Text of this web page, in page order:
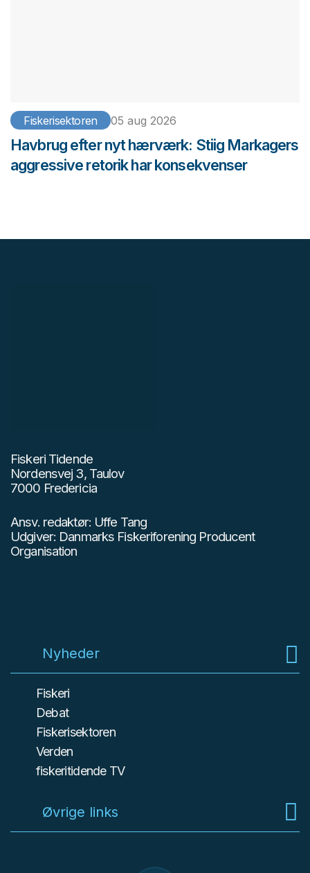
Fiskerisektoren 05 aug 2026
Havbrug efter nyt hærværk: Stiig Markagers
aggressive retorik har konsekvenser
Fiskeri Tidende
Nordensvej 3, Taulov
7000 Fredericia
Ansv. redaktør: Uffe Tang
Udgiver: Danmarks Fiskeriforening Producent
Organisation
Nyheder
Fiskeri
Debat
Fiskerisektoren
Verden
fiskeritidende TV
Øvrige links